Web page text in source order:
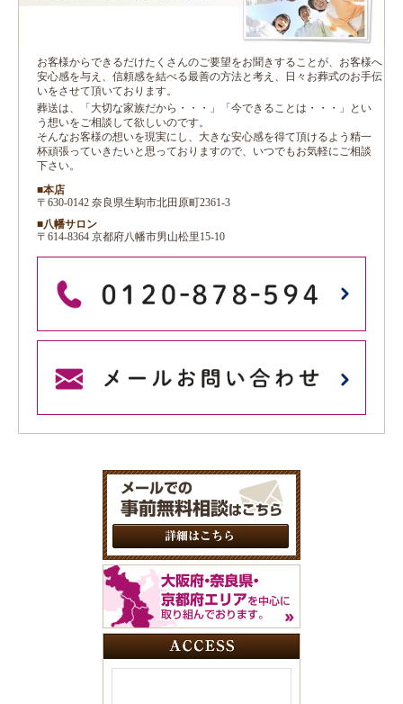
お客様からできるだけたくさんのご要望をお聞きすることが、お客様へ
安心感を与え、信頼感を結べる最善の方法と考え、日々お葬式のお手伝
いをさせて頂いております。
葬送は、「大切な家族だから・・・」「今できることは・・・」とい
う想いをご相談して欲しいのです。
そんなお客様の想いを現実にし、大きな安心感を得て頂けるよう精一
杯頑張っていきたいと思っておりますので、いつでもお気軽にご相談
下さい。
■本店
〒630-0142 奈良県生駒市北田原町2361-3
■八幡サロン
〒614-8364 京都府八幡市男山松里15-10